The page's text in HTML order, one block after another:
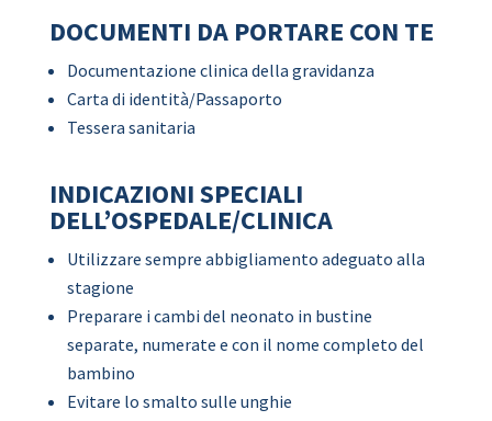
DOCUMENTI DA PORTARE CON TE
Documentazione clinica della gravidanza
Carta di identità/Passaporto
Tessera sanitaria
INDICAZIONI SPECIALI
DELL’OSPEDALE/CLINICA
Utilizzare sempre abbigliamento adeguato alla
stagione
Preparare i cambi del neonato in bustine
separate, numerate e con il nome completo del
bambino
Evitare lo smalto sulle unghie